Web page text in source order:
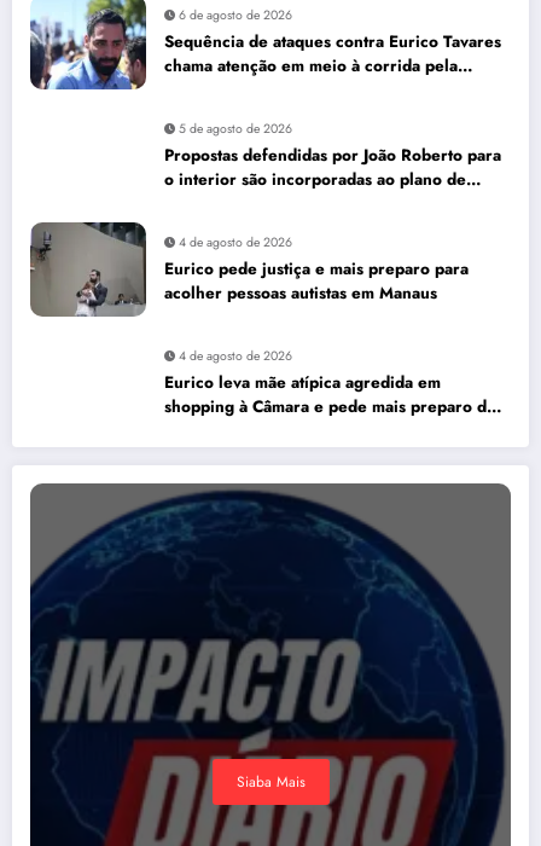
6 de agosto de 2026
Sequência de ataques contra Eurico Tavares
chama atenção em meio à corrida pela
5 de agosto de 2026
Propostas defendidas por João Roberto para
o interior são incorporadas ao plano de
4 de agosto de 2026
Eurico pede justiça e mais preparo para
acolher pessoas autistas em Manaus
4 de agosto de 2026
Eurico leva mãe atípica agredida em
shopping à Câmara e pede mais preparo dos
Siaba Mais